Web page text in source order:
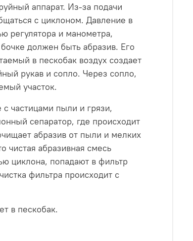
аппарат. Из-за подачи
с циклоном. Давление в
регулятора и манометра,
должен быть абразив. Его
в пескобак воздух создает
рукав и сопло. Через сопло,
участок.
частицами пыли и грязи,
сепаратор, где происходит
абразив от пыли и мелких
чистая абразивная смесь
циклона, попадают в фильтр
фильтра происходит с
в пескобак.